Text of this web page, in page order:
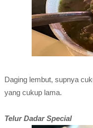
Daging lembut, supnya
yang cukup lama.
Telur Dadar Special